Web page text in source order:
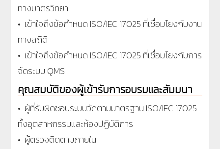
ทางมาตรวิทยา
• เข้าใจถึงข้อกำหนด ISO/IEC 17025 ที่เชื่อมโยงกับงาน
ทางสถิติ
• เข้าใจถึงข้อกำหนด ISO/IEC 17025 ที่เชื่อมโยงกับการ
จัดระบบ QMS
คุณสมบัติของผู้เข้ารับการอบรมและสัมมนา
• ผู้ที่รับผิดชอบระบบวัดตามมาตรฐาน ISO/IEC 17025
ทั้งอุตสาหกรรมและห้องปฏิบัติการ
• ผู้ตรวจติดตามภายใน